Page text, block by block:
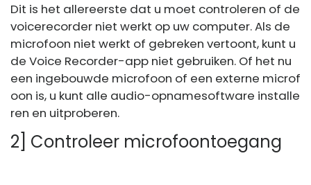
Dit is het allereerste dat u moet controleren of de
voicerecorder niet werkt op uw computer. Als de
microfoon niet werkt of gebreken vertoont, kunt u
de Voice Recorder-app niet gebruiken. Of het nu
een ingebouwde microfoon of een externe microf
oon is, u kunt alle audio-opnamesoftware installe
ren en uitproberen.
2] Controleer microfoontoegang